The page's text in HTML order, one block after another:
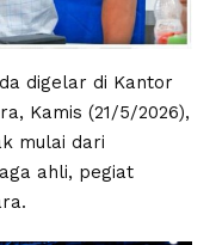
digelar di Kantor
Kamis (21/5/2026),
mulai dari
ahli, pegiat